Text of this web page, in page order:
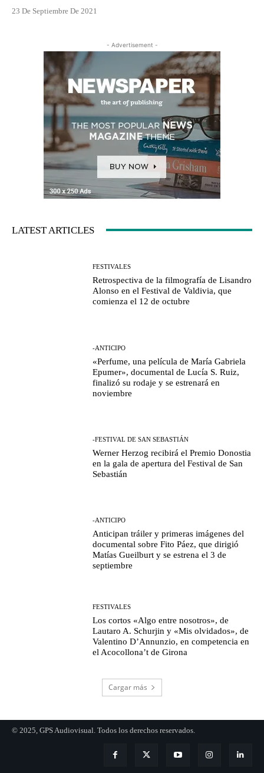
23 De Septiembre De 2021
- Advertisement -
LATEST ARTICLES
FESTIVALES
Retrospectiva de la filmografía de Lisandro
Alonso en el Festival de Valdivia, que
comienza el 12 de octubre
-ANTICIPO
«Perfume, una película de María Gabriela
Epumer», documental de Lucía S. Ruiz,
finalizó su rodaje y se estrenará en
noviembre
-FESTIVAL DE SAN SEBASTIÁN
Werner Herzog recibirá el Premio Donostia
en la gala de apertura del Festival de San
Sebastián
-ANTICIPO
Anticipan tráiler y primeras imágenes del
documental sobre Fito Páez, que dirigió
Matías Gueilburt y se estrena el 3 de
septiembre
FESTIVALES
Los cortos «Algo entre nosotros», de
Lautaro A. Schurjin y «Mis olvidados», de
Valentino D’Annunzio, en competencia en
el Acocollona’t de Girona
Cargar más
© 2025, GPS Audiovisual. Todos los derechos reservados.